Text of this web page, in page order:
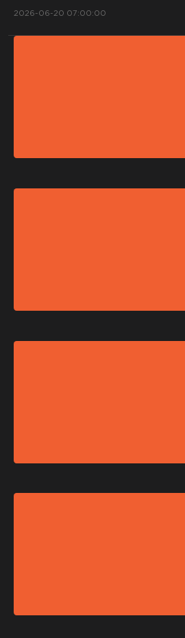
2026-06-20 07:00:00